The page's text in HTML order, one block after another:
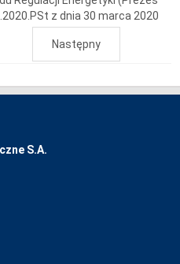
z dnia 30 marca 2020
Następny
S.A.